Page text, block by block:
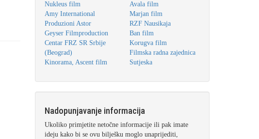
Nukleus film
Amy International
Produzioni Astor
Geyser Filmproduction
Centar FRZ SR Srbije
(Beograd)
Kinorama, Ascent film
Avala film
Marjan film
RZF Nausikaja
Ban film
Korugva film
Filmska radna zajednica
Sutjeska
Nadopunjavanje informacija
Ukoliko primjetite netočne informacije ili pak imate
ideju kako bi se ovu bilješku moglo unaprijediti,